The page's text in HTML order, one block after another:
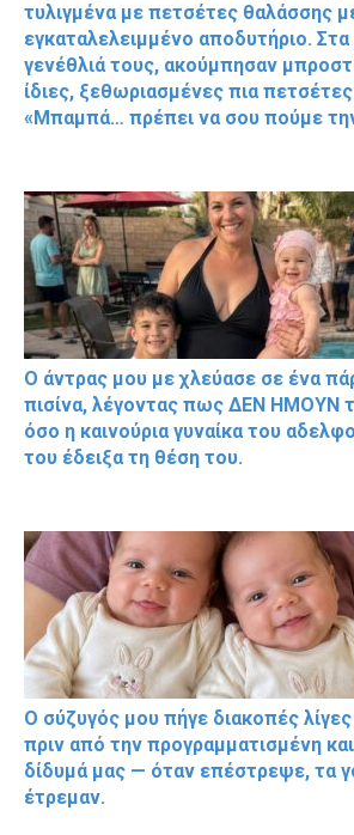
τυλιγμένα με πετσέτες θαλάσσης
εγκαταλελειμμένο αποδυτήριο.
γενέθλιά τους, ακούμπησαν
ίδιες, ξεθωριασμένες πια
«Μπαμπά… πρέπει να σου πούμε
Ο άντρας μου με χλεύασε σε ένα
πισίνα, λέγοντας πως ΔΕΝ ΗΜΟΥΝ
όσο η καινούρια γυναίκα του
του έδειξα τη θέση του.
Ο σύζυγός μου πήγε διακοπές
πριν από την προγραμματισμένη
δίδυμά μας — όταν επέστρεψε, τα
έτρεμαν.